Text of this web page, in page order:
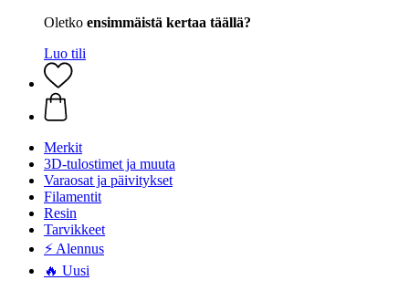
Oletko ensimmäistä kertaa täällä?
Luo tili
Merkit
3D-tulostimet ja muuta
Varaosat ja päivitykset
Filamentit
Resin
Tarvikkeet
⚡ Alennus
🔥 Uusi